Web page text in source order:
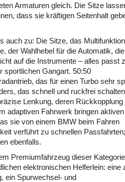
Armaturen gleich. Die Sitze
dass sie kräftigen Seitenhalt
auch zu: Die Sitze, das
der Wahlhebel für die Automatik,
auf die Instrumente – alles passt
sportlichen Gangart. 50:50
das für einen Turbo sehr
das schnell und ruckfrei
Lenkung, deren Rückkopplung
adaptiven Fahrwerk bringen aktiven
sie von einem BMW beim Fahren
verführt zu schnellen
ebenfalls.
Premiumfahrzeug dieser Kategorie
elektronischen Helferlein: eine
ein Spurwechsel- und